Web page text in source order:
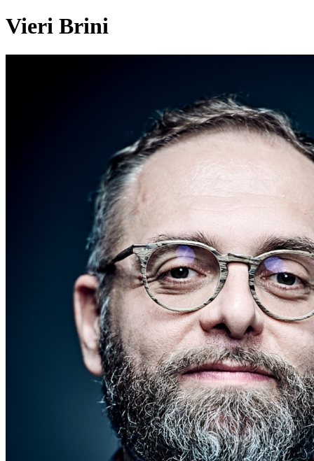
Vieri Brini